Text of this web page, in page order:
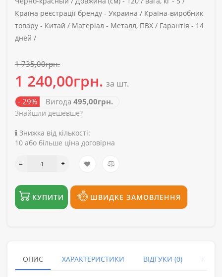
Країна реєстрації бренду - Украина / Країна-виробник
товару - Китай / Матеріал - Металл, ПВХ / Гарантія - 14
дней /
1 735,00грн.
1 240,00грн. за шт.
- 29% Вигода 495,00грн.
Знайшли дешевше?
Знижка від кількості:
10 або більше ціна договірна
КУПИТИ ШВИДКЕ ЗАМОВЛЕННЯ
ОПИС ХАРАКТЕРИСТИКИ ВІДГУКИ (0)